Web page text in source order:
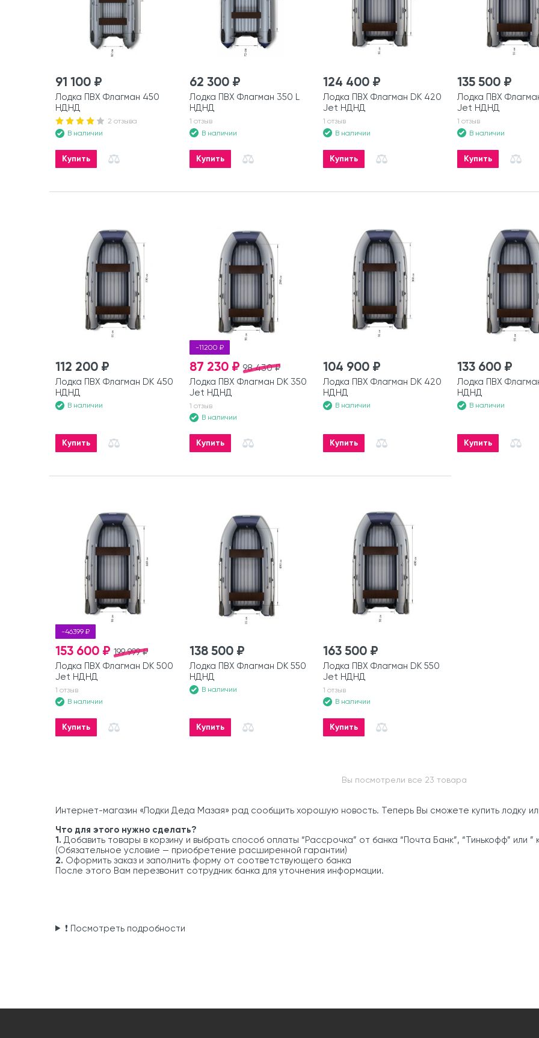
91 100 ₽
Лодка ПВХ Флагман 450
НДНД
2 отзыва
В наличии
Купить
62 300 ₽
Лодка ПВХ Флагман 350 L
НДНД
1 отзыв
В наличии
Купить
124 400 ₽
Лодка ПВХ Флагман DK 420
Jet НДНД
1 отзыв
В наличии
Купить
135 500 ₽
Лодка ПВХ
Jet НДНД
1 отзыв
В наличии
Купить
112 200 ₽
Лодка ПВХ Флагман DK 450
НДНД
В наличии
Купить
-11200 ₽
98 430 ₽
87 230 ₽
Лодка ПВХ Флагман DK 350
Jet НДНД
1 отзыв
В наличии
Купить
104 900 ₽
Лодка ПВХ Флагман DK 420
НДНД
В наличии
Купить
133 600 ₽
Лодка ПВХ
НДНД
В наличии
Купить
-46399 ₽
199 999 ₽
153 600 ₽
Лодка ПВХ Флагман DK 500
Jet НДНД
1 отзыв
В наличии
Купить
138 500 ₽
Лодка ПВХ Флагман DK 550
НДНД
В наличии
Купить
163 500 ₽
Лодка ПВХ Флагман DK 550
Jet НДНД
1 отзыв
В наличии
Купить
Вы посмотрели все 23 товара
Интернет-магазин «Лодки Деда Мазая» рад сообщить хорошую новость. Теперь Вы сможете купить лодку
Что для этого нужно сделать?
1. Добавить товары в корзину и выбрать способ оплаты “Рассрочка” от банка “Почта Банк”, “Тинькофф” или
(Обязательное условие — приобретение расширенной гарантии)
2. Оформить заказ и заполнить форму от соответствующего банка
После этого Вам перезвонит сотрудник банка для уточнения информации.
❗ Посмотреть подробности